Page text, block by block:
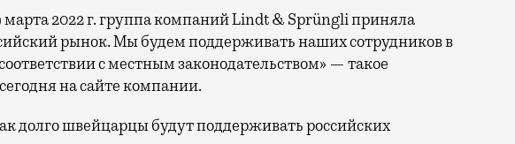
марта 2022 г. группа компаний Lindt & Sprüngli приняла
рынок. Мы будем поддерживать наших сотрудников в
с местным законодательством» — такое
на сайте компании.
долго швейцарцы будут поддерживать российских